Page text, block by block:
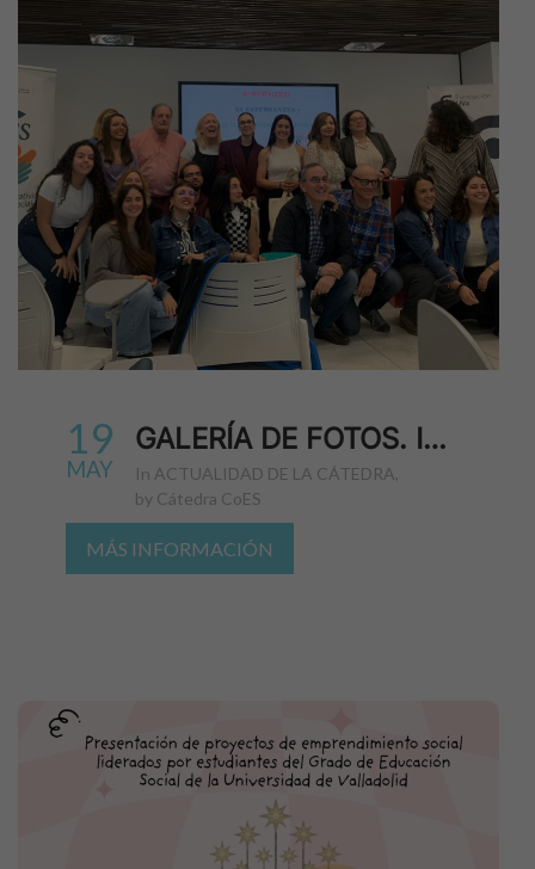
19
MAY
GALERÍA DE FOTOS. IX EDICIÓN DEL EVENTO GERMINAL DE EMPRENDIMIENTO SOCIAL
in ACTUALIDAD DE LA CÁTEDRA
by Cátedra CoES
MÁS INFORMACIÓN